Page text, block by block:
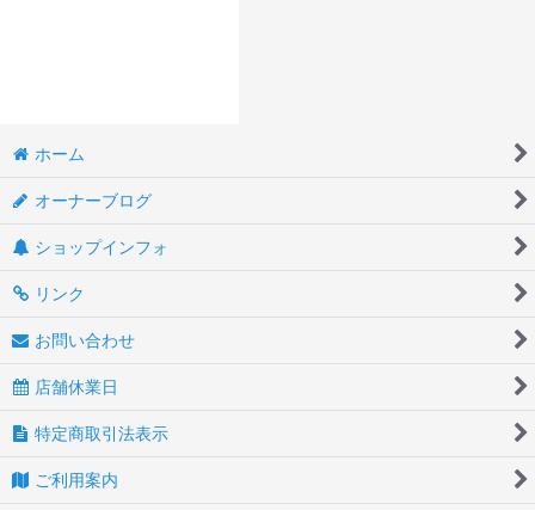
ホーム
オーナーブログ
ショップインフォ
リンク
お問い合わせ
店舗休業日
特定商取引法表示
ご利用案内